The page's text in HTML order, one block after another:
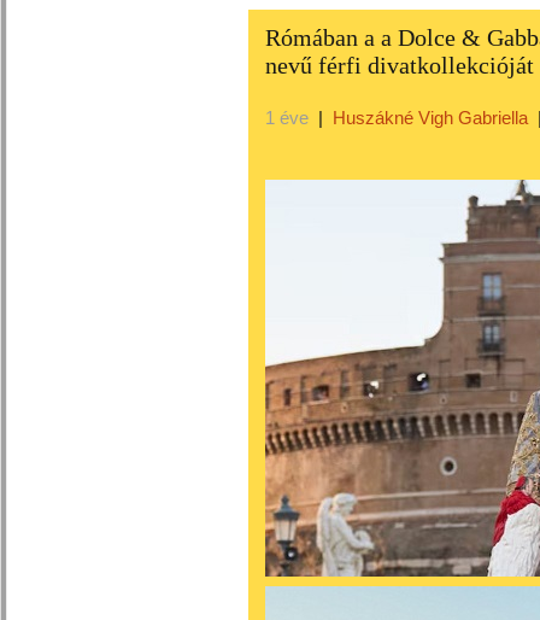
Rómában a a Dolce &
nevű férfi divatkollekcióját
1 éve | Huszákné Vigh Gabriella